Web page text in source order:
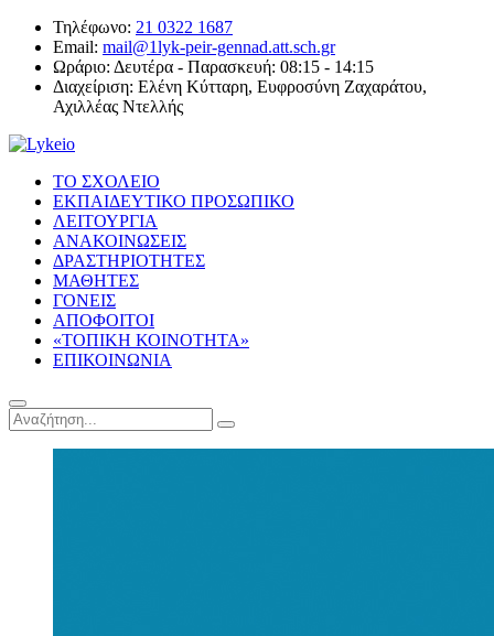
Τηλέφωνο: 21 0322 1687
Email: mail@1lyk-peir-gennad.att.sch.gr
Ωράριο: Δευτέρα - Παρασκευή: 08:15 - 14:15
Διαχείριση: Ελένη Κύτταρη, Ευφροσύνη Ζαχαράτου,
Αχιλλέας Ντελλής
ΤΟ ΣΧΟΛΕΙΟ
ΕΚΠΑΙΔΕΥΤΙΚΟ ΠΡΟΣΩΠΙΚΟ
ΛΕΙΤΟΥΡΓΙΑ
ΑΝΑΚΟΙΝΩΣΕΙΣ
ΔΡΑΣΤΗΡΙΟΤΗΤΕΣ
ΜΑΘΗΤΕΣ
ΓΟΝΕΙΣ
ΑΠΟΦΟΙΤΟΙ
«ΤΟΠΙΚΗ ΚΟΙΝΟΤΗΤΑ»
ΕΠΙΚΟΙΝΩΝΙΑ